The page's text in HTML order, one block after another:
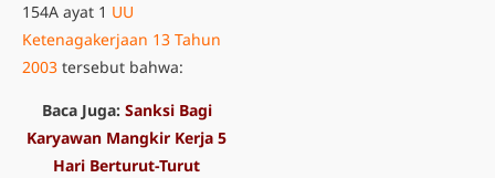
154A ayat 1 UU
Ketenagakerjaan 13 Tahun
2003 tersebut bahwa:
Baca Juga: Sanksi Bagi
Karyawan Mangkir Kerja 5
Hari Berturut-Turut